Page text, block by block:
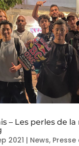
– Les perles de
2021 | News,